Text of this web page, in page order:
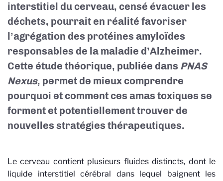
interstitiel du cerveau, censé évacuer les
déchets, pourrait en réalité favoriser
l’agrégation des protéines amyloïdes
responsables de la maladie d’Alzheimer.
Cette étude théorique, publiée dans PNAS
Nexus, permet de mieux comprendre
pourquoi et comment ces amas toxiques se
forment et potentiellement trouver de
nouvelles stratégies thérapeutiques.
Le cerveau contient plusieurs fluides distincts, dont le
liquide interstitiel cérébral dans lequel baignent les